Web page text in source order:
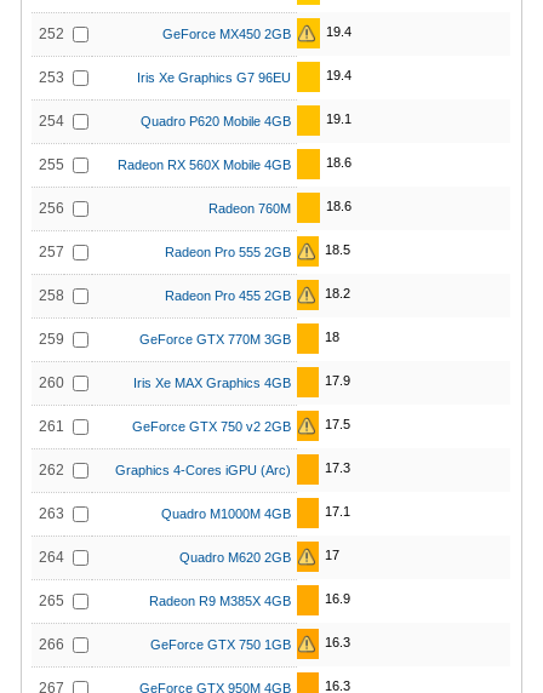
252 GeForce MX450 2GB 19.4
253 Iris Xe Graphics G7 96EU 19.4
254 Quadro P620 Mobile 4GB 19.1
255 Radeon RX 560X Mobile 4GB 18.6
256 Radeon 760M 18.6
257 Radeon Pro 555 2GB 18.5
258 Radeon Pro 455 2GB 18.2
259 GeForce GTX 770M 3GB 18
260 Iris Xe MAX Graphics 4GB 17.9
261 GeForce GTX 750 v2 2GB 17.5
262 Graphics 4-Cores iGPU (Arc) 17.3
263 Quadro M1000M 4GB 17.1
264 Quadro M620 2GB 17
265 Radeon R9 M385X 4GB 16.9
266 GeForce GTX 750 1GB 16.3
267 GeForce GTX 950M 4GB 16.3